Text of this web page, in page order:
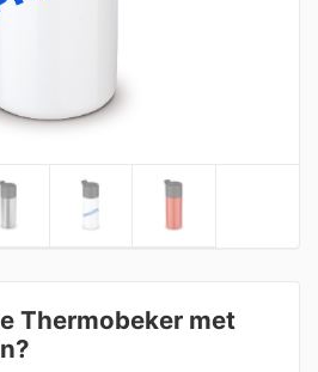
Thermobeker met